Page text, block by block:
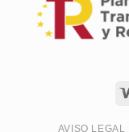
AVISO LEGAL